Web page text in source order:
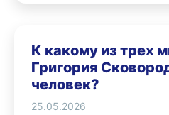
К какому из трех
Григория
человек?
25.05.2026